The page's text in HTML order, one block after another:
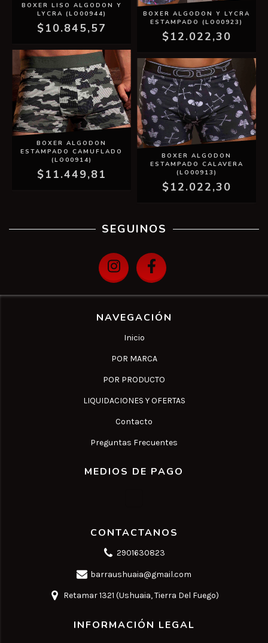
BOXER LISO ALGODON Y
LYCRA (LO00944)
$10.845,57
BOXER ALGODON Y LYCRA
ESTAMPADO (LO00923)
$12.022,30
BOXER ALGODON
ESTAMPADO CAMUFLADO
(LO00914)
$11.449,81
BOXER ALGODON
ESTAMPADO CALAVERA
(LO00913)
$12.022,30
SEGUINOS
NAVEGACIÓN
Inicio
POR MARCA
POR PRODUCTO
LIQUIDACIONES Y OFERTAS
Contacto
Preguntas Frecuentes
MEDIOS DE PAGO
CONTACTANOS
2901630823
barraushuaia@gmail.com
Retamar 1321 (Ushuaia, Tierra Del Fuego)
INFORMACIÓN LEGAL